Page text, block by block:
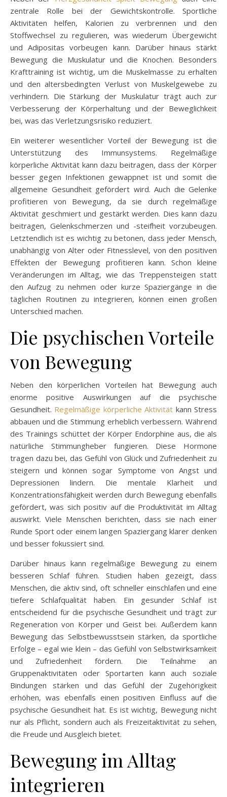
zentrale Rolle bei der Gewichtskontrolle. Sportliche
Aktivitäten helfen, Kalorien zu verbrennen und den
Stoffwechsel zu regulieren, was wiederum Übergewicht
und Adipositas vorbeugen kann. Darüber hinaus stärkt
Bewegung die Muskulatur und die Knochen. Besonders
Krafttraining ist wichtig, um die Muskelmasse zu erhalten
und den altersbedingten Verlust von Muskelgewebe zu
verhindern. Die Stärkung der Muskulatur trägt auch zur
Verbesserung der Körperhaltung und der Beweglichkeit
bei, was das Verletzungsrisiko reduziert.
Ein weiterer wesentlicher Vorteil der Bewegung ist die
Unterstützung des Immunsystems. Regelmäßige
körperliche Aktivität kann dazu beitragen, dass der Körper
besser gegen Infektionen gewappnet ist und somit die
allgemeine Gesundheit gefördert wird. Auch die Gelenke
profitieren von Bewegung, da sie durch regelmäßige
Aktivität geschmiert und gestärkt werden. Dies kann dazu
beitragen, Gelenkschmerzen und -steifheit vorzubeugen.
Letztendlich ist es wichtig zu betonen, dass jeder Mensch,
unabhängig von Alter oder Fitnesslevel, von den positiven
Effekten der Bewegung profitieren kann. Schon kleine
Veränderungen im Alltag, wie das Treppensteigen statt
den Aufzug zu nehmen oder kurze Spaziergänge in die
täglichen Routinen zu integrieren, können einen großen
Unterschied machen.
Die psychischen Vorteile
von Bewegung
Neben den körperlichen Vorteilen hat Bewegung auch
enorme positive Auswirkungen auf die psychische
Gesundheit. Regelmäßige körperliche Aktivität kann Stress
abbauen und die Stimmung erheblich verbessern. Während
des Trainings schüttet der Körper Endorphine aus, die als
natürliche Stimmungheber fungieren. Diese Hormone
tragen dazu bei, das Gefühl von Glück und Zufriedenheit zu
steigern und können sogar Symptome von Angst und
Depressionen lindern. Die mentale Klarheit und
Konzentrationsfähigkeit werden durch Bewegung ebenfalls
gefördert, was sich positiv auf die Produktivität im Alltag
auswirkt. Viele Menschen berichten, dass sie nach einer
Runde Sport oder einem langen Spaziergang klarer denken
und besser fokussiert sind.
Darüber hinaus kann regelmäßige Bewegung zu einem
besseren Schlaf führen. Studien haben gezeigt, dass
Menschen, die aktiv sind, oft schneller einschlafen und eine
tiefere Schlafqualität haben. Ein gesunder Schlaf ist
entscheidend für die psychische Gesundheit und trägt zur
Regeneration von Körper und Geist bei. Außerdem kann
Bewegung das Selbstbewusstsein stärken, da sportliche
Erfolge – egal wie klein – das Gefühl von Selbstwirksamkeit
und Zufriedenheit fördern. Die Teilnahme an
Gruppenaktivitäten oder Sportarten kann auch soziale
Bindungen stärken und das Gefühl der Zugehörigkeit
erhöhen, was ebenfalls einen positiven Einfluss auf die
psychische Gesundheit hat. Es ist wichtig, Bewegung nicht
nur als Pflicht, sondern auch als Freizeitaktivität zu sehen,
die Freude und Ausgleich bietet.
Bewegung im Alltag
integrieren